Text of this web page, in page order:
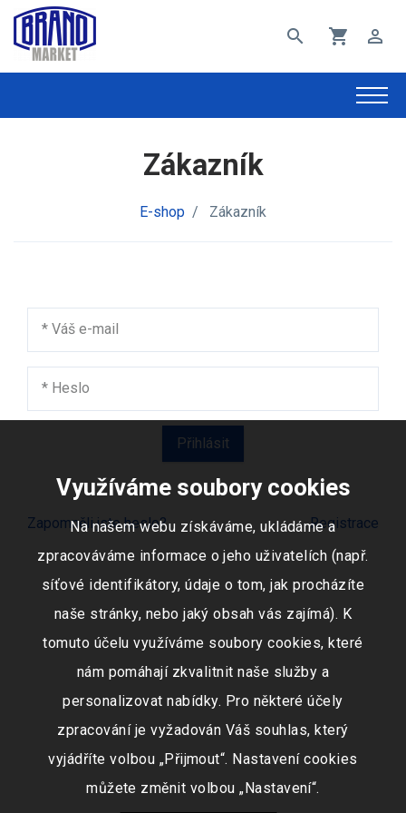
search shopping_cart perm_identity
Zákazník
E-shop / Zákazník
* Váš e-mail
* Heslo
Zapomněli jste heslo? Registrace
Využíváme soubory cookies
Na našem webu získáváme, ukládáme a
zpracováváme informace o jeho uživatelích (např.
síťové identifikátory, údaje o tom, jak procházíte
naše stránky, nebo jaký obsah vás zajímá). K
tomuto účelu využíváme soubory cookies, které
nám pomáhají zkvalitnit naše služby a
personalizovat nabídky. Pro některé účely
zpracování je vyžadován Váš souhlas, který
vyjádříte volbou „Přijmout“. Nastavení cookies
můžete změnit volbou „Nastavení“.